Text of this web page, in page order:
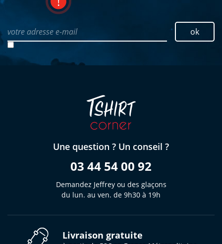
votre adresse e-mail ok
Une question ? Un conseil ?
03 44 54 00 92
Demandez Jeffrey ou des glaçons
du lun. au ven. de 9h30 à 19h
Livraison gratuite